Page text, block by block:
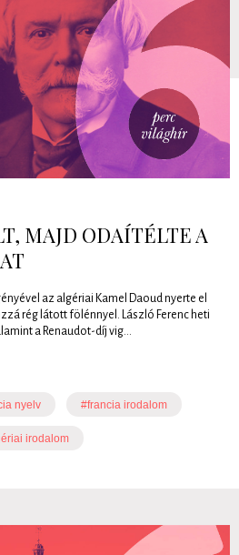
MAJD ODAÍTÉLTE A
az algériai Kamel Daoud nyerte el
rég látott fölénnyel. László Ferenc heti
a Renaudot-díj vig...
nyelv #francia irodalom
irodalom